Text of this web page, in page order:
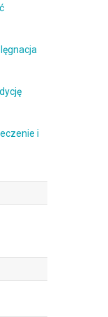
i